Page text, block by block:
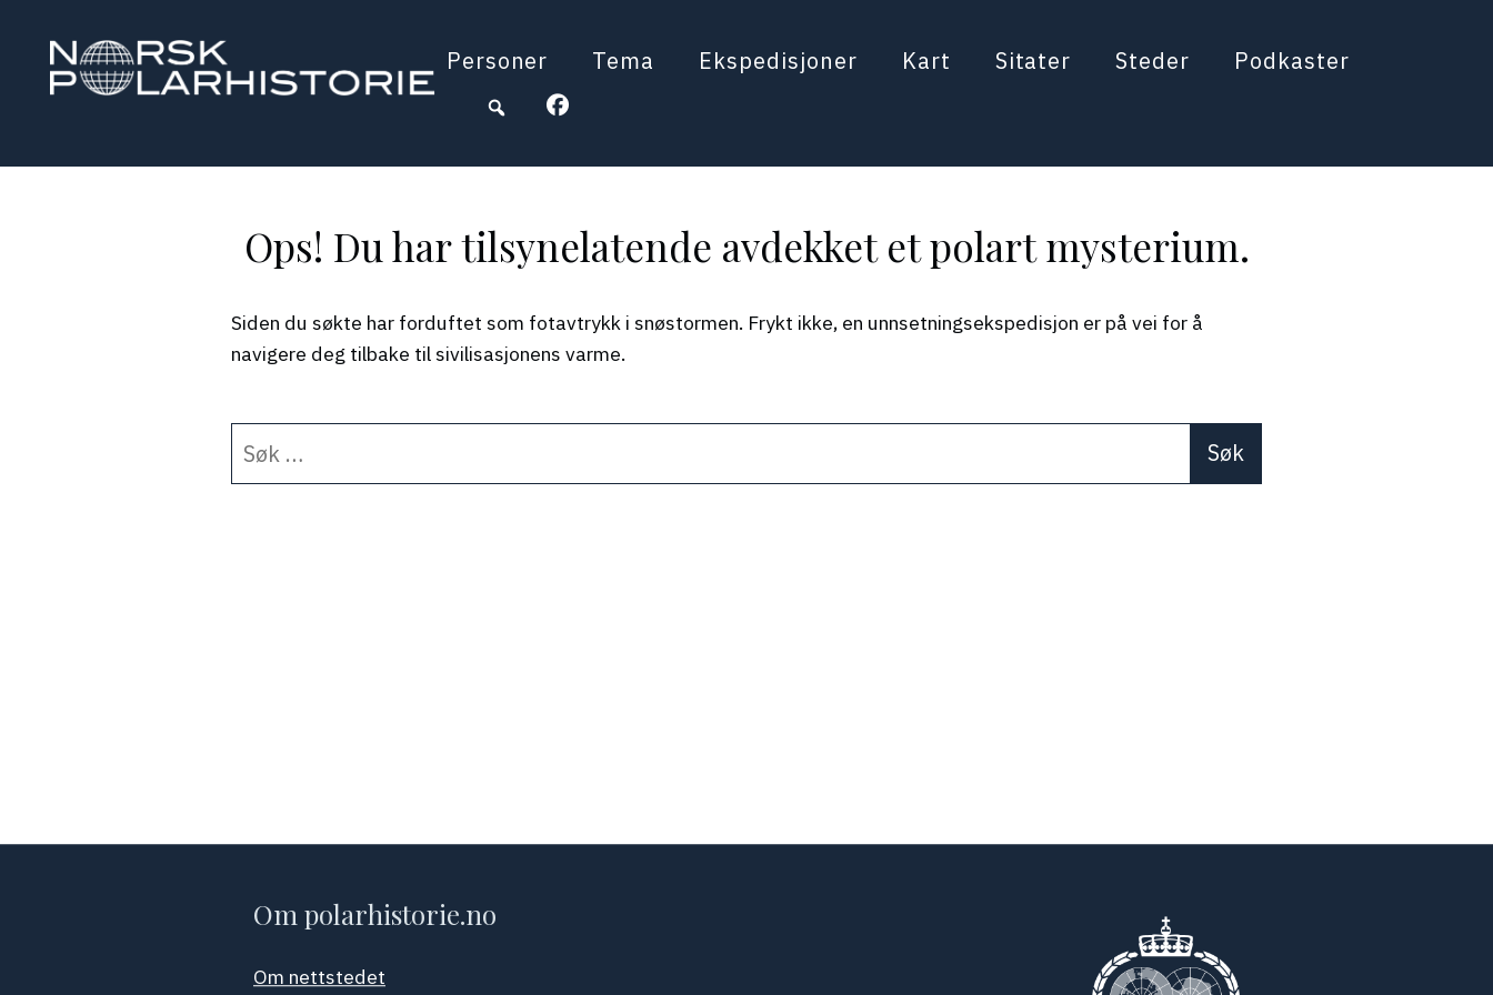
hovedinnholdet
Personer Tema Ekspedisjoner Kart Sitater Steder Podkaster
Ops! Du har tilsynelatende avdekket et polart mysterium.
Siden du søkte har forduftet som fotavtrykk i snøstormen. Frykt ikke, en unnsetningsekspedisjon er på vei for å
navigere deg tilbake til sivilisasjonens varme.
etter:
When autocomplete results are available use up and down arrows to review and
Om polarhistorie.no
Om nettstedet